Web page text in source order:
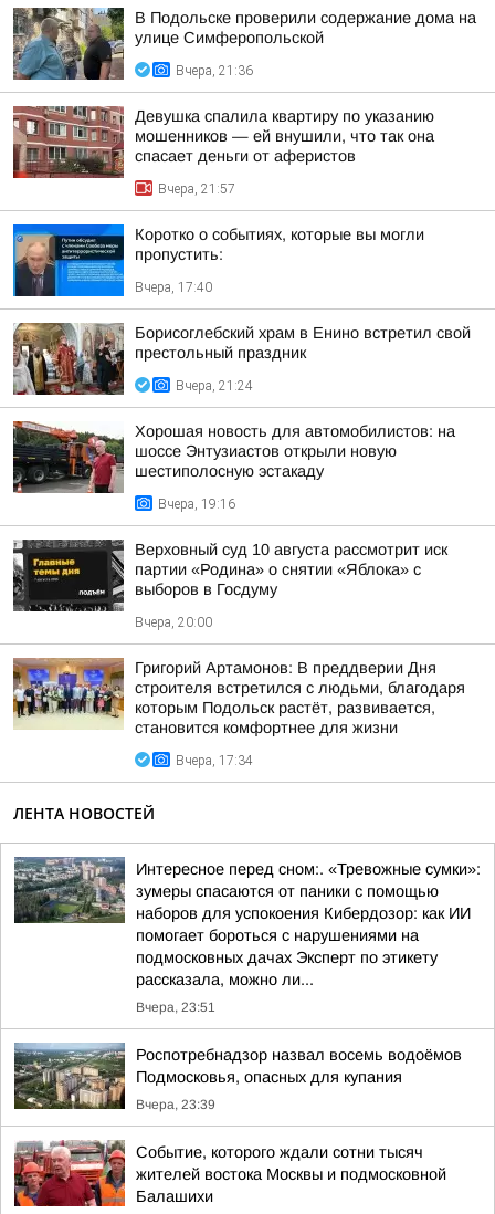
В Подольске проверили содержание дома на
улице Симферопольской
Вчера, 21:36
Девушка спалила квартиру по указанию
мошенников — ей внушили, что так она
спасает деньги от аферистов
Вчера, 21:57
Коротко о событиях, которые вы могли
пропустить:
Вчера, 17:40
Борисоглебский храм в Енино встретил свой
престольный праздник
Вчера, 21:24
Хорошая новость для автомобилистов: на
шоссе Энтузиастов открыли новую
шестиполосную эстакаду
Вчера, 19:16
Верховный суд 10 августа рассмотрит иск
партии «Родина» о снятии «Яблока» с
выборов в Госдуму
Вчера, 20:00
Григорий Артамонов: В преддверии Дня
строителя встретился с людьми, благодаря
которым Подольск растёт, развивается,
становится комфортнее для жизни
Вчера, 17:34
ЛЕНТА НОВОСТЕЙ
Интересное перед сном:. «Тревожные сумки»:
зумеры спасаются от паники с помощью
наборов для успокоения Кибердозор: как ИИ
помогает бороться с нарушениями на
подмосковных дачах Эксперт по этикету
рассказала, можно ли...
Вчера, 23:51
Роспотребнадзор назвал восемь водоёмов
Подмосковья, опасных для купания
Вчера, 23:39
Событие, которого ждали сотни тысяч
жителей востока Москвы и подмосковной
Балашихи